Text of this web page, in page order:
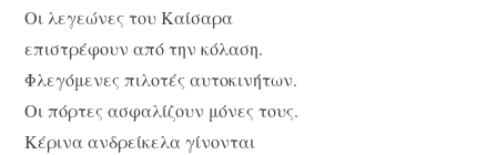
Οι λεγεώνες του Καίσαρα
επιστρέφουν από την κόλαση.
Φλεγόμενες πιλοτές αυτοκινήτων.
Οι πόρτες ασφαλίζουν μόνες τους.
Κέρινα ανδρείκελα γίνονται